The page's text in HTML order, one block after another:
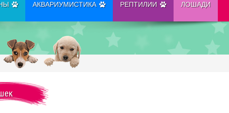
АКВАРИУМИСТИКА РЕПТИЛИИ ЛОШАДИ